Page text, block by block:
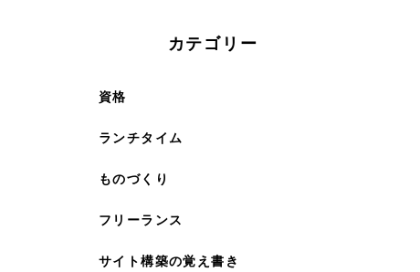
カテゴリー
資格
ランチタイム
ものづくり
フリーランス
サイト構築の覚え書き